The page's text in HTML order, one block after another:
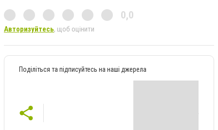
0,0
Авторизуйтесь, щоб оцінити
Поділіться та підписуйтесь на наші джерела